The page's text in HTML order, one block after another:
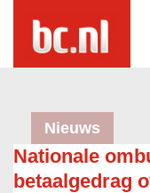
Nieuws
Nationale
betaalgedrag